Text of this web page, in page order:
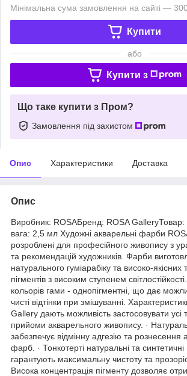
Мінімальна сума замовлення на сайті —
Купити
або
Купити з
Що таке купити з Пром?
Замовлення під захистом
Опис Характеристики Доставка
Опис
Виробник: ROSAБренд: ROSA
вага: 2,5 мл Художні акварельні фарби
розроблені для професійного живопису з
та рекомендацій художників. Фарби
натурального гуміарабіку та високо-якісних
пігментів з високим ступенем
кольорів гами - однопігментні, що дає
чисті відтінки при змішуванні.
Gallery дають можливість застосовувати усі
прийоми акварельного живопису. ·
забезпечує відмінну адгезію та рознесення
фарб. · Тонкотерті натуральні та синтетичні
гарантують максимальну чистоту та
Висока концентрація пігменту дозволяє